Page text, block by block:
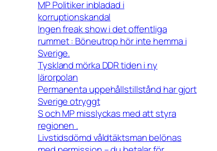
MP Politiker inbladad i
korruptionskandal
Ingen freak show i det offentliga
rummet : Böneutrop hör inte hemma i
Sverige.
Tyskland mörka DDR tiden i ny
lärorpolan
Permanenta uppehållstillstånd har gjort
Sverige otryggt
S och MP misslyckas med att styra
regionen .
Livstidsdömd våldtäktsman belönas